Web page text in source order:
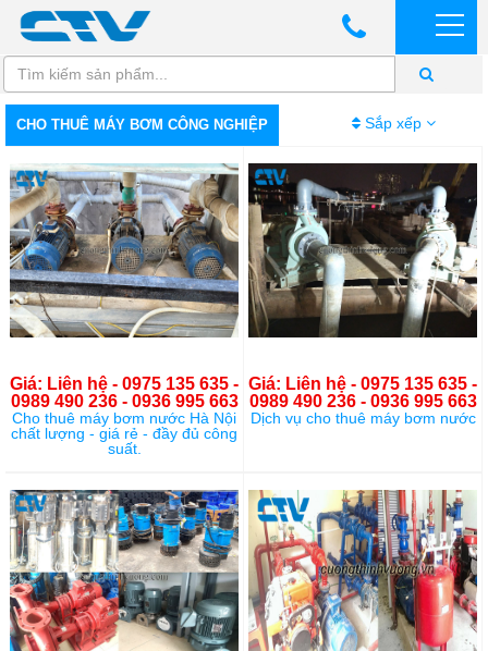
CHO THUÊ MÁY BƠM CÔNG NGHIỆP Sắp xếp
Giá: Liên hệ - 0975 135 635 -
0989 490 236 - 0936 995 663
Cho thuê máy bơm nước Hà Nội
chất lượng - giá rẻ - đầy đủ công
suất.
Giá: Liên hệ - 0975 135 635 -
0989 490 236 - 0936 995 663
Dịch vụ cho thuê máy bơm nước